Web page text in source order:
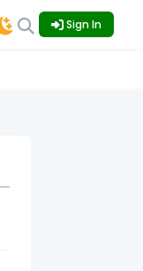
Sign In